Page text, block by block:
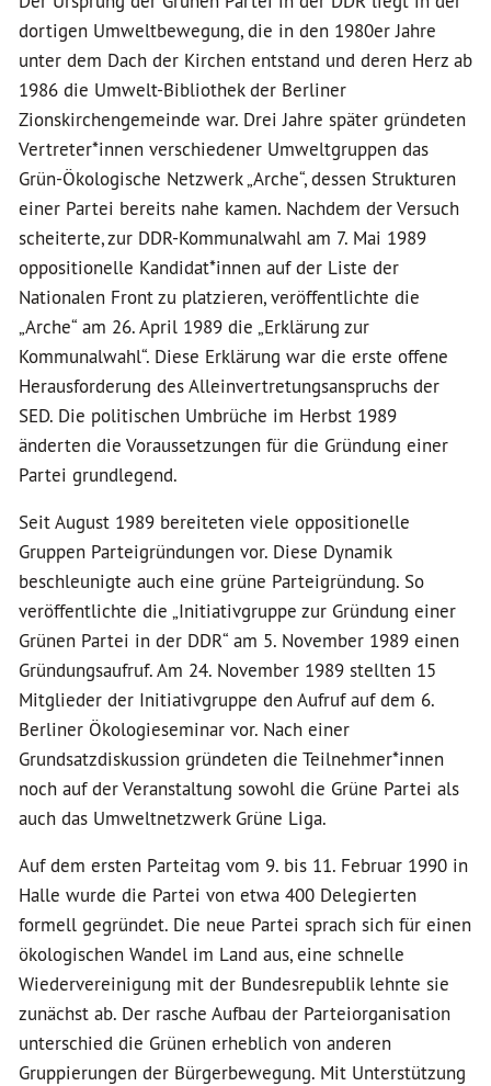
dortigen Umweltbewegung, die in den 1980er Jahre
unter dem Dach der Kirchen entstand und deren Herz ab
1986 die Umwelt-Bibliothek der Berliner
Zionskirchengemeinde war. Drei Jahre später gründeten
Vertreter*innen verschiedener Umweltgruppen das
Grün-Ökologische Netzwerk „Arche“, dessen Strukturen
einer Partei bereits nahe kamen. Nachdem der Versuch
scheiterte, zur DDR-Kommunalwahl am 7. Mai 1989
oppositionelle Kandidat*innen auf der Liste der
Nationalen Front zu platzieren, veröffentlichte die
„Arche“ am 26. April 1989 die „Erklärung zur
Kommunalwahl“. Diese Erklärung war die erste offene
Herausforderung des Alleinvertretungsanspruchs der
SED. Die politischen Umbrüche im Herbst 1989
änderten die Voraussetzungen für die Gründung einer
Partei grundlegend.
Seit August 1989 bereiteten viele oppositionelle
Gruppen Parteigründungen vor. Diese Dynamik
beschleunigte auch eine grüne Parteigründung. So
veröffentlichte die „Initiativgruppe zur Gründung einer
Grünen Partei in der DDR“ am 5. November 1989 einen
Gründungsaufruf. Am 24. November 1989 stellten 15
Mitglieder der Initiativgruppe den Aufruf auf dem 6.
Berliner Ökologieseminar vor. Nach einer
Grundsatzdiskussion gründeten die Teilnehmer*innen
noch auf der Veranstaltung sowohl die Grüne Partei als
auch das Umweltnetzwerk Grüne Liga.
Auf dem ersten Parteitag vom 9. bis 11. Februar 1990 in
Halle wurde die Partei von etwa 400 Delegierten
formell gegründet. Die neue Partei sprach sich für einen
ökologischen Wandel im Land aus, eine schnelle
Wiedervereinigung mit der Bundesrepublik lehnte sie
zunächst ab. Der rasche Aufbau der Parteiorganisation
unterschied die Grünen erheblich von anderen
Gruppierungen der Bürgerbewegung. Mit Unterstützung